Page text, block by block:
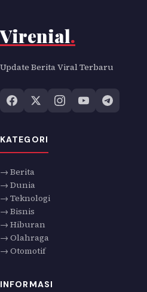
Virenial.
Update Berita Viral Terbaru
KATEGORI
→ Berita
→ Dunia
→ Teknologi
→ Bisnis
→ Hiburan
→ Olahraga
→ Otomotif
INFORMASI